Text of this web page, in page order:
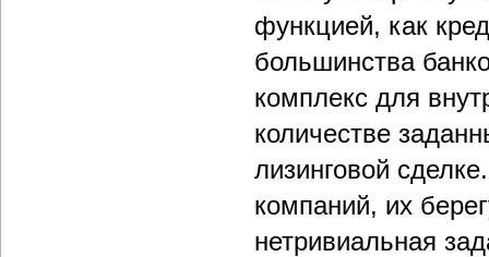
функцией, как
большинства
комплекс для
количестве
лизинговой
компаний, их
нетривиальная